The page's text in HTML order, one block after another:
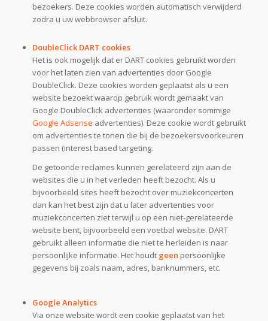
bezoekers. Deze cookies worden automatisch verwijderd
zodra u uw webbrowser afsluit.
DoubleClick DART cookies
Het is ook mogelijk dat er DART cookies gebruikt worden
voor het laten zien van advertenties door Google
DoubleClick. Deze cookies worden geplaatst als u een
website bezoekt waarop gebruik wordt gemaakt van
Google DoubleClick advertenties (waaronder sommige
Google Adsense advertenties). Deze cookie wordt gebruikt
om advertenties te tonen die bij de bezoekersvoorkeuren
passen (interest based targeting.
De getoonde reclames kunnen gerelateerd zijn aan de
websites die u in het verleden heeft bezocht. Als u
bijvoorbeeld sites heeft bezocht over muziekconcerten
dan kan het best zijn dat u later advertenties voor
muziekconcerten ziet terwijl u op een niet-gerelateerde
website bent, bijvoorbeeld een voetbal website. DART
gebruikt alleen informatie die niet te herleiden is naar
persoonlijke informatie. Het houdt geen persoonlijke
gegevens bij zoals naam, adres, banknummers, etc.
Google Analytics
Via onze website wordt een cookie geplaatst van het